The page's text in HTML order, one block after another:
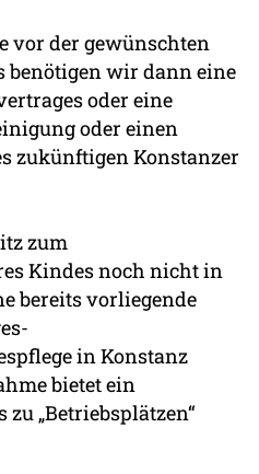
vor der gewünschten
benötigen wir dann eine
oder eine
oder einen
zukünftigen Konstanzer
zum
Kindes noch nicht in
bereits vorliegende
in Konstanz
bietet ein
zu „Betriebsplätzen“